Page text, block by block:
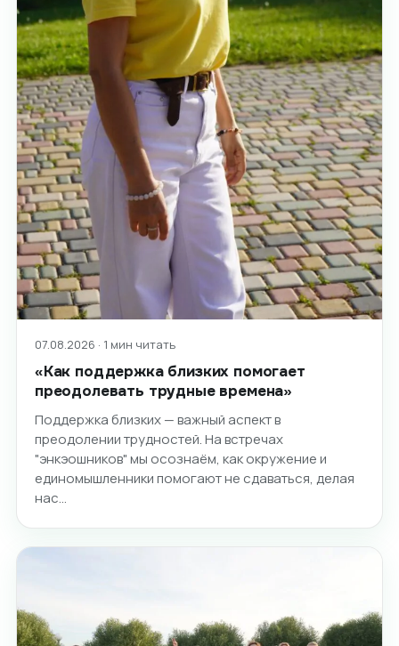
07.08.2026 · 1 мин читать
«Как поддержка близких помогает
преодолевать трудные времена»
Поддержка близких — важный аспект в
преодолении трудностей. На встречах
"энкэошников" мы осознаём, как окружение и
единомышленники помогают не сдаваться, делая
нас…